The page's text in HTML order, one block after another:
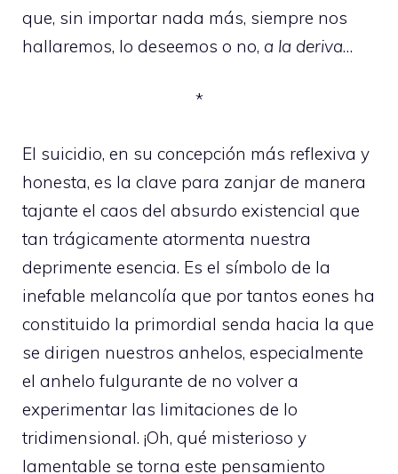
que, sin importar nada más, siempre nos
hallaremos, lo deseemos o no, a la deriva…
*
El suicidio, en su concepción más reflexiva y
honesta, es la clave para zanjar de manera
tajante el caos del absurdo existencial que
tan trágicamente atormenta nuestra
deprimente esencia. Es el símbolo de la
inefable melancolía que por tantos eones ha
constituido la primordial senda hacia la que
se dirigen nuestros anhelos, especialmente
el anhelo fulgurante de no volver a
experimentar las limitaciones de lo
tridimensional. ¡Oh, qué misterioso y
lamentable se torna este pensamiento